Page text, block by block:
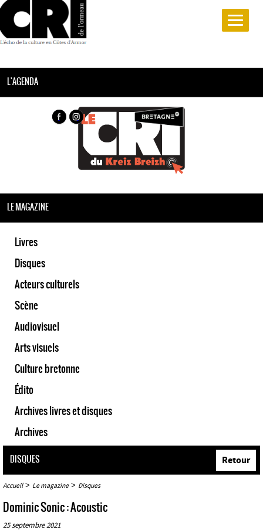
L'AGENDA
LE MAGAZINE
Livres
Disques
Acteurs culturels
Scène
Audiovisuel
Arts visuels
Culture bretonne
Édito
Archives livres et disques
Archives
DISQUES
Accueil> Le magazine> Disques
Retour
Dominic Sonic : Acoustic
25 septembre 2021